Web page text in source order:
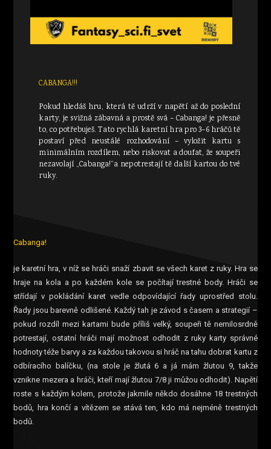
CABANGA!!!
Pokud hledáš hru, která tě udrží v napětí až do poslední
karty, je svižná zábavná a prostě svá – Cabanga! je přesně
to, co potřebuješ. Tato rychlá karetní hra pro 3–6 hráčů tě
postaví před neustálé rozhodování – vyložit kartu s
minimálním rozdílem, nebo riskovat a doufat, že soupeři
nezavolají „Cabanga!“a nepotrestají tě další kartou do tvé
ruky.
Cabanga!
je karetní hra, v níž se hráči snaží zbavit se všech karet z ruky. Hra se
hraje na kola a po každém kole se počítají trestné body. Hráči se
střídají v pokládání karet vedle odpovídající řady uprostřed stolu.
Řady jsou barevně odlišené. Každý tah je závod s časem a strategií –
pokud rozdíl mezi kartami bude příliš velký, soupeři tě nemilosrdně
potrestají, ostatní hráči mají možnost odhodit z ruky karty správné
hodnoty téže barvy a za každou takovou si hráč na tahu dobrat kartu z
odbíracího balíčku, (na stole je žlutá 6 a já mám žlutou 9, takže
vznikne mezera a hráči, kteří mají žlutou 7/8 ji můžou odhodit). Napětí
roste s každým kolem, protože jakmile někdo dosáhne 18 trestných
bodů, hra končí a vítězem se stává ten, kdo má nejméně trestných
bodů.